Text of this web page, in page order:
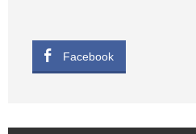
Facebook